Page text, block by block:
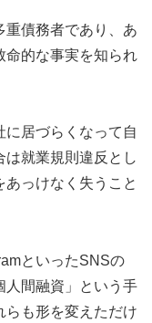
重債務者であり、あ
命的な事実を知られ
に居づらくなって自
は就業規則違反とし
っけなく失うこと
といったSNSの
人間融資」という手
らも形を変えただけ